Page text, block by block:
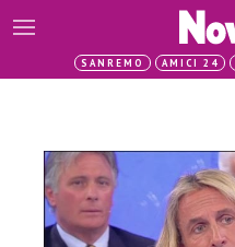
SANREMO AMICI 24